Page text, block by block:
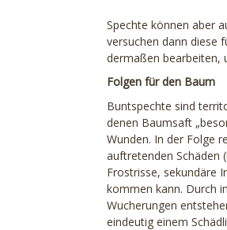
Spechte können aber
versuchen dann diese
dermaßen bearbeiten,
Folgen für den Baum
Buntspechte sind
denen Baumsaft
Wunden. In der Folge
auftretenden Schäden
Frostrisse, sekundäre
kommen kann. Durch
Wucherungen
eindeutig einem